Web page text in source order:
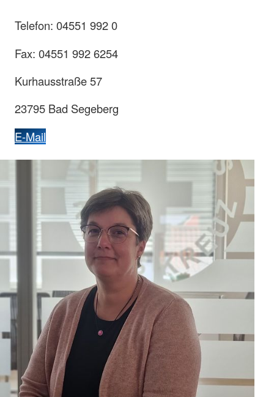
Telefon: 04551 992 0
Fax: 04551 992 6254
Kurhausstraße 57
23795 Bad Segeberg
E-Mail